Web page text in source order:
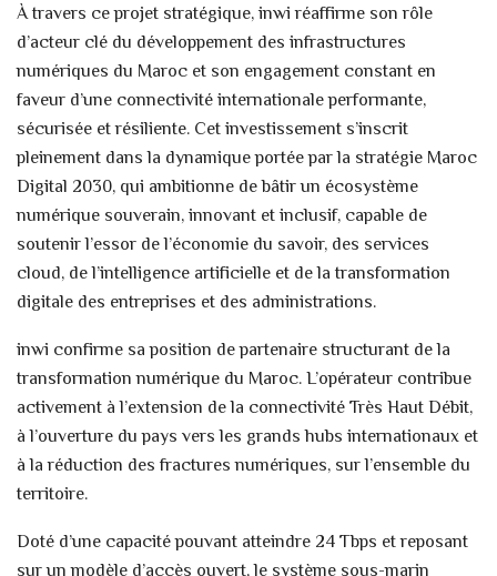
À travers ce projet stratégique, inwi réaffirme son rôle
d’acteur clé du développement des infrastructures
numériques du Maroc et son engagement constant en
faveur d’une connectivité internationale performante,
sécurisée et résiliente. Cet investissement s’inscrit
pleinement dans la dynamique portée par la stratégie Maroc
Digital 2030, qui ambitionne de bâtir un écosystème
numérique souverain, innovant et inclusif, capable de
soutenir l’essor de l’économie du savoir, des services
cloud, de l’intelligence artificielle et de la transformation
digitale des entreprises et des administrations.
inwi confirme sa position de partenaire structurant de la
transformation numérique du Maroc. L’opérateur contribue
activement à l’extension de la connectivité Très Haut Débit,
à l’ouverture du pays vers les grands hubs internationaux et
à la réduction des fractures numériques, sur l’ensemble du
territoire.
Doté d’une capacité pouvant atteindre 24 Tbps et reposant